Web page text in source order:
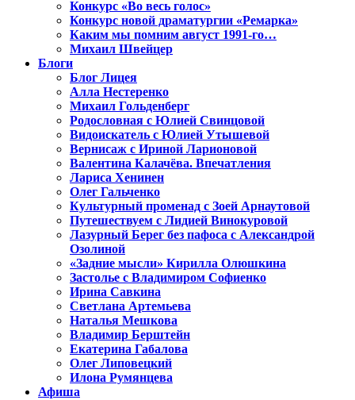
Конкурс «Во весь голос»
Конкурс новой драматургии «Ремарка»
Каким мы помним август 1991-го…
Михаил Швейцер
Блоги
Блог Лицея
Алла Нестеренко
Михаил Гольденберг
Родословная с Юлией Свинцовой
Видоискатель с Юлией Утышевой
Вернисаж с Ириной Ларионовой
Валентина Калачёва. Впечатления
Лариса Хенинен
Олег Гальченко
Культурный променад с Зоей Арнаутовой
Путешествуем с Лидией Винокуровой
Лазурный Берег без пафоса с Александрой
Озолиной
«Задние мысли» Кирилла Олюшкина
Застолье с Владимиром Софиенко
Ирина Савкина
Светлана Артемьева
Наталья Мешкова
Владимир Берштейн
Екатерина Габалова
Олег Липовецкий
Илона Румянцева
Афиша